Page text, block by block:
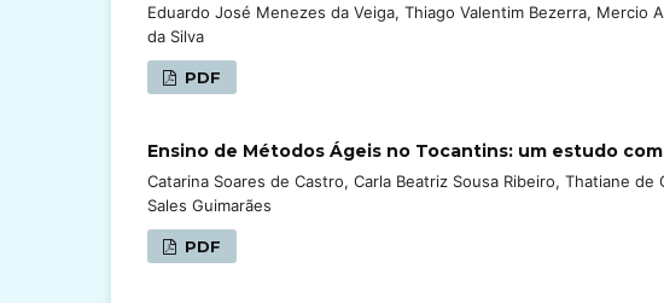
Eduardo José Menezes da Veiga, Thiago Valentim Bezerra, Mercio
da Silva
PDF
Ensino de Métodos Ágeis no Tocantins: um estudo
Catarina Soares de Castro, Carla Beatriz Sousa Ribeiro, Thatiane
Sales Guimarães
PDF